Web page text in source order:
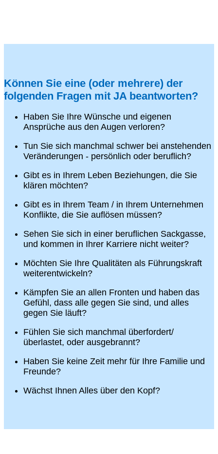
Können Sie eine (oder mehrere) der
folgenden Fragen mit JA beantworten?
Haben Sie Ihre Wünsche und eigenen
Ansprüche aus den Augen verloren?
Tun Sie sich manchmal schwer bei anstehenden
Veränderungen - persönlich oder beruflich?
Gibt es in Ihrem Leben Beziehungen, die Sie
klären möchten?
Gibt es in Ihrem Team / in Ihrem Unternehmen
Konflikte, die Sie auflösen müssen?
Sehen Sie sich in einer beruflichen Sackgasse,
und kommen in Ihrer Karriere nicht weiter?
Möchten Sie Ihre Qualitäten als Führungskraft
weiterentwickeln?
Kämpfen Sie an allen Fronten und haben das
Gefühl, dass alle gegen Sie sind, und alles
gegen Sie läuft?
Fühlen Sie sich manchmal überfordert/
überlastet, oder ausgebrannt?
Haben Sie keine Zeit mehr für Ihre Familie und
Freunde?
Wächst Ihnen Alles über den Kopf?